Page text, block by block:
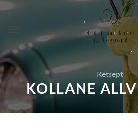
Retsept
KOLLANE